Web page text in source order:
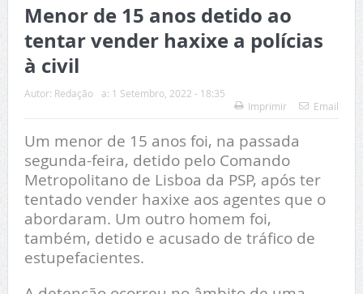
Menor de 15 anos detido ao
tentar vender haxixe a polícias
à civil
Autor: Redação a: 1 Setembro, 2022 - 18:35
Imprimir
Email
Um menor de 15 anos foi, na passada
segunda-feira, detido pelo Comando
Metropolitano de Lisboa da PSP, após ter
tentado vender haxixe aos agentes que o
abordaram. Um outro homem foi,
também, detido e acusado de tráfico de
estupefacientes.